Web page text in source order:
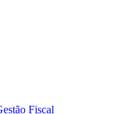
Fiscal